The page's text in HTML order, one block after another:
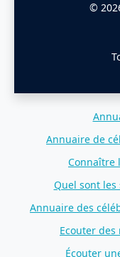
©
Annuaire de
Connaître
Quel sont les
Annuaire des
Ecouter
Écouter